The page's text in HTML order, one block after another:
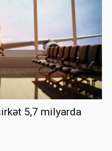
5,7 milyarda